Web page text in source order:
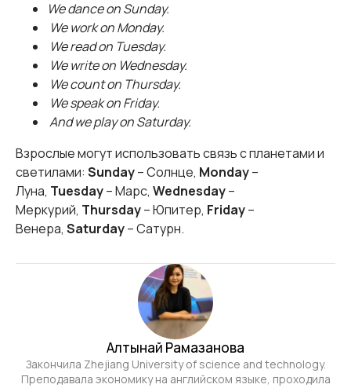
We dance on Sunday.
We work on Monday.
We read on Tuesday.
We write on Wednesday.
We count on Thursday.
We speak on Friday.
And we play on Saturday.
Взрослые могут использовать связь с планетами и
светилами: Sunday– Солнце, Monday–
Луна, Tuesday– Марс, Wednesday–
Меркурий, Thursday– Юпитер, Friday–
Венера, Saturday– Сатурн.
Алтынай Рамазанова
Закончила Zhejiang University of science and technology.
Преподавала экономику на английском языке, проходила